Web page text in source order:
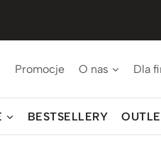
Promocje O nas Dla
BESTSELLERY